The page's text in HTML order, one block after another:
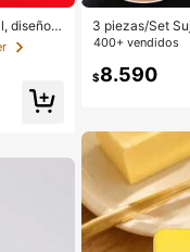
diseño e
3 piezas/Set
casual lencería,
400+ vendidos
$8.590